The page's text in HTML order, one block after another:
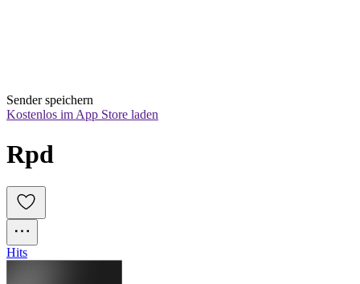
Sender speichern
Kostenlos im App Store laden
Rpd
Hits